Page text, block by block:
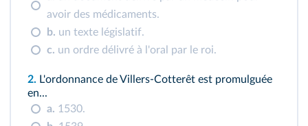
avoir des médicaments.
b. un texte législatif.
c. un ordre délivré à l'oral par le roi.
2. L'ordonnance de Villers‑Cotterêt est promulguée
en...
a. 1530.